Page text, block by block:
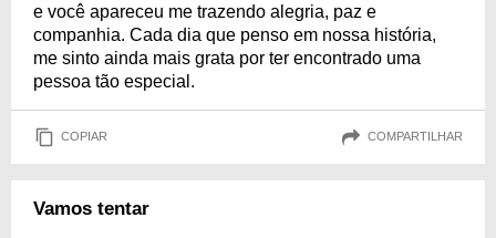
e você apareceu me trazendo alegria, paz e
companhia. Cada dia que penso em nossa história,
me sinto ainda mais grata por ter encontrado uma
pessoa tão especial.
COPIAR COMPARTILHAR
Vamos tentar